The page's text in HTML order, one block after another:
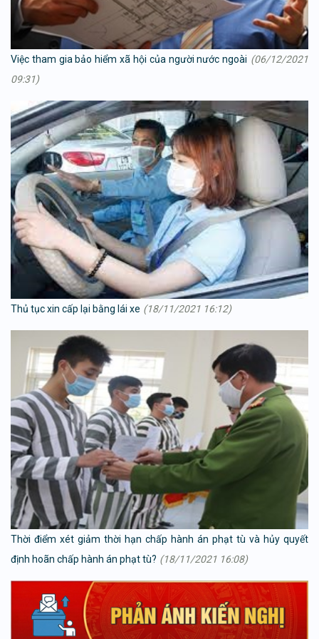
Việc tham gia bảo hiểm xã hội của người nước ngoài (06/12/2021
09:31)
Thủ tục xin cấp lại bằng lái xe (18/11/2021 16:12)
Thời điểm xét giảm thời hạn chấp hành án phạt tù và hủy quyết
định hoãn chấp hành án phạt tù? (18/11/2021 16:08)